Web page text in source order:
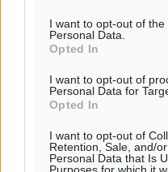
I want to opt-out of the
Personal Data.
Opted In
I want to opt-out of
Personal Data for
Opted In
I want to opt-out of
Retention, Sale, and/
Personal Data that Is
Purposes for which it
ΠΑΟΚ Ρόδου:
χορηγούς
Rhodes Beyond
είναι μόνο η αρχή
Τοπικές Ειδήσεις• πριν 40